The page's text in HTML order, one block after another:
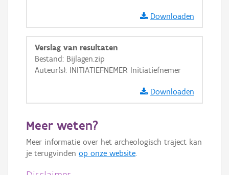
Downloaden
Verslag van resultaten
Bestand: Bijlagen.zip
Auteur(s): INITIATIEFNEMER Initiatiefnemer
Downloaden
Meer weten?
Meer informatie over het archeologisch traject kan
je terugvinden op onze website.